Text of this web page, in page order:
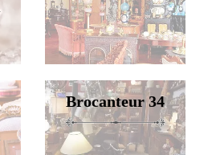
Brocanteur 34